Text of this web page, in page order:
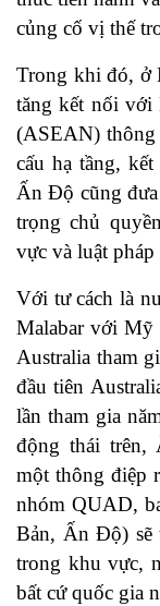
củng cố vị thế
Trong khi đó, ở
tăng kết nối với
(ASEAN) thông
cấu hạ tầng,
Ấn Độ cũng đưa
trọng chủ
vực và luật
Với tư cách là
Malabar với
Australia tham
đầu tiên
lần tham gia
động thái
một thông điệp
nhóm QUAD,
Bản, Ấn Độ) sẽ
trong khu vực,
bất cứ quốc gia